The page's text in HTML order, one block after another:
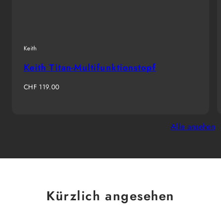
Keith
Keith Titan-Multifunktionstopf
Regulärer
CHF 119.00
Alle ansehen
Kürzlich angesehen